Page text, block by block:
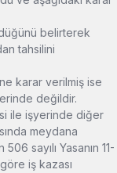
belirterek
tahsilini
karar verilmiş ise
değildir.
ile işyerinde diğer
meydana
sayılı Yasanın 11-
iş kazası